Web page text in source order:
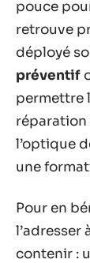
pouce
retrouve
déployé
préventif
permettre
l’optique
une
Pour en
l’adresser
contenir :